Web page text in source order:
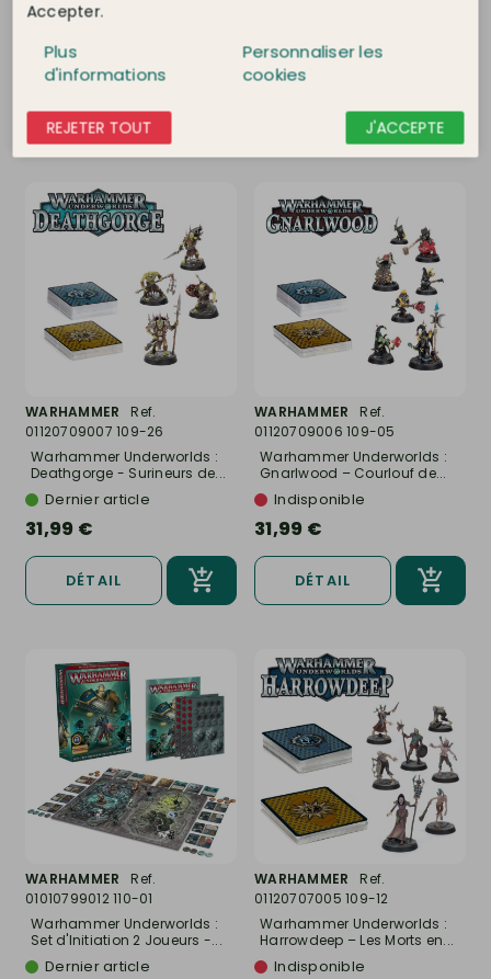
GardeBraise - WARHAMMER
34-001
79,99 €
DÉTAIL
74,99 €
DÉTAIL
WARHAMMER
Ref.
01120709007 109-26
Warhammer Underworlds :
Deathgorge - Surineurs de...
Dernier article
31,99 €
DÉTAIL
WARHAMMER
Ref.
01120709006 109-05
Warhammer Underworlds :
Gnarlwood – Courlouf de...
Indisponible
31,99 €
DÉTAIL
WARHAMMER
Ref.
01010799012 110-01
Warhammer Underworlds :
Set d'Initiation 2 Joueurs -...
Dernier article
WARHAMMER
Ref.
01120707005 109-12
Warhammer Underworlds :
Harrowdeep – Les Morts en...
Indisponible
Accepter.
Plus
d'informations
Personnaliser les
cookies
REJETER TOUT J'ACCEPTE